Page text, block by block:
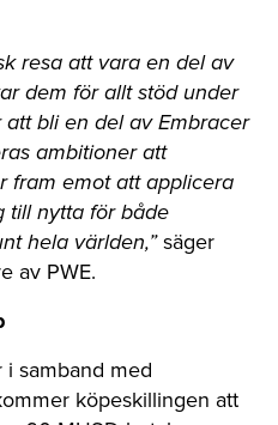
resa att vara en del av
dem för allt stöd under
bli en del av Embracer
ambitioner att
fram emot att applicera
till nytta för både
hela världen,”säger
av PWE.
samband med
köpeskillingen att